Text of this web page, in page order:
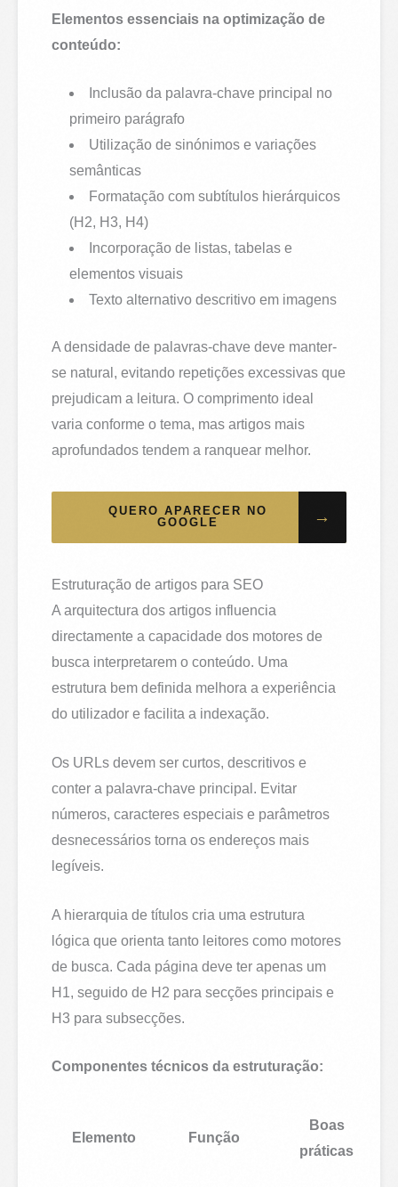
Elementos essenciais na optimização de
conteúdo:
Inclusão da palavra-chave principal no
primeiro parágrafo
Utilização de sinónimos e variações
semânticas
Formatação com subtítulos hierárquicos
(H2, H3, H4)
Incorporação de listas, tabelas e
elementos visuais
Texto alternativo descritivo em imagens
A densidade de palavras-chave deve manter-
se natural, evitando repetições excessivas que
prejudicam a leitura. O comprimento ideal
varia conforme o tema, mas artigos mais
aprofundados tendem a ranquear melhor.
QUERO APARECER NO
GOOGLE
→
Estruturação de artigos para SEO
A arquitectura dos artigos influencia
directamente a capacidade dos motores de
busca interpretarem o conteúdo. Uma
estrutura bem definida melhora a experiência
do utilizador e facilita a indexação.
Os URLs devem ser curtos, descritivos e
conter a palavra-chave principal. Evitar
números, caracteres especiais e parâmetros
desnecessários torna os endereços mais
legíveis.
A hierarquia de títulos cria uma estrutura
lógica que orienta tanto leitores como motores
de busca. Cada página deve ter apenas um
H1, seguido de H2 para secções principais e
H3 para subsecções.
Componentes técnicos da estruturação:
Elemento Função
Boas
práticas